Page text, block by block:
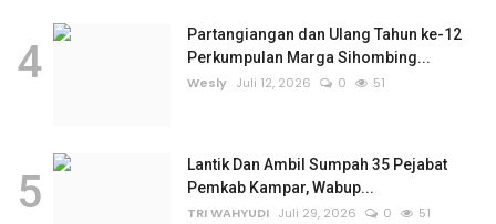
4
Partangiangan dan Ulang Tahun ke-12
Perkumpulan Marga Sihombing...
Wesly Juli 12, 2026 0 51
5
Lantik Dan Ambil Sumpah 35 Pejabat
Pemkab Kampar, Wabup...
TRI WAHYUDI Juli 29, 2026 0 51